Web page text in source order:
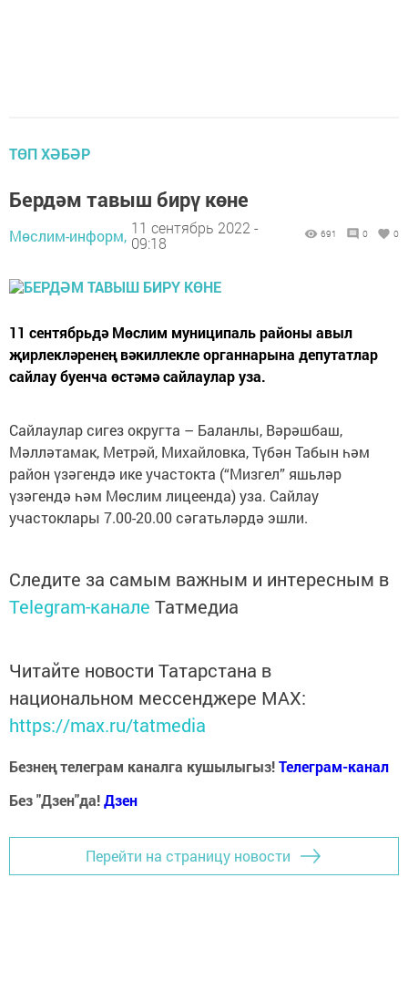
ТӨП ХӘБӘР
Бердәм тавыш бирү көне
Мөслим-информ, 11 сентябрь 2022 -
09:18
691 0 0
11 сентябрьдә Мөслим муниципаль районы авыл
җирлекләренең вәкиллекле органнарына депутатлар
сайлау буенча өстәмә сайлаулар уза.
Сайлаулар сигез округта – Баланлы, Вәрәшбаш,
Мәлләтамак, Метрәй, Михайловка, Түбән Табын һәм
район үзәгендә ике участокта (“Мизгел” яшьләр
үзәгендә һәм Мөслим лицеенда) уза. Сайлау
участоклары 7.00-20.00 сәгатьләрдә эшли.
Следите за самым важным и интересным в
Telegram-канале Татмедиа
Читайте новости Татарстана в
национальном мессенджере MАХ:
https://max.ru/tatmedia
Безнең телеграм каналга кушылыгыз!Телеграм-канал
Без "Дзен"да!Дзен
Перейти на страницу новости